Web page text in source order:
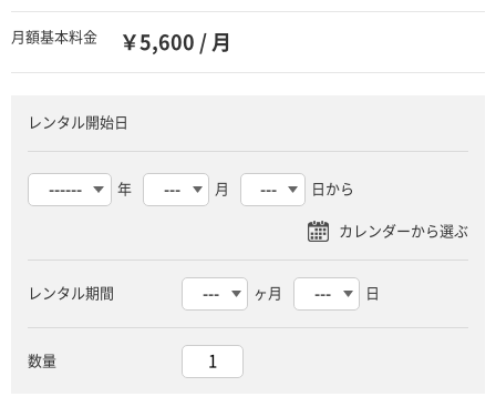
月額基本料金 ￥5,600 / 月
レンタル開始日
年 月 日から
レンタル期間 ヶ月 日
数量